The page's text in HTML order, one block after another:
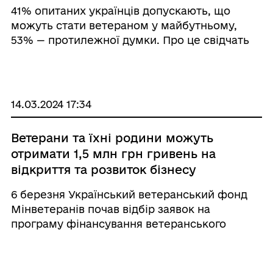
41% опитаних українців допускають, що
можуть стати ветераном у майбутньому,
53% — протилежної думки. Про це свідчать
14.03.2024 17:34
Ветерани та їхні родини можуть
отримати 1,5 млн грн гривень на
відкриття та розвиток бізнесу
6 березня Український ветеранський фонд
Мінветеранів почав відбір заявок на
програму фінансування ветеранського